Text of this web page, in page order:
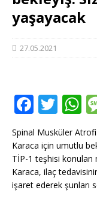
yaşayacak
27.05.2021
F
a
c
e
b
T
w
it
te
r
h
s
A
Spinal Musküler
Karaca için umutlu
TİP-1 teşhisi konulan
Karaca, ilaç
işaret ederek şunları